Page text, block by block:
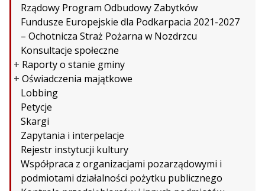
Rządowy Program Odbudowy Zabytków
Fundusze Europejskie dla Podkarpacia 2021-2027
– Ochotnicza Straż Pożarna w Nozdrzcu
Konsultacje społeczne
+ Raporty o stanie gminy
+ Oświadczenia majątkowe
Lobbing
Petycje
Skargi
Zapytania i interpelacje
Rejestr instytucji kultury
Współpraca z organizacjami pozarządowymi i
podmiotami działalności pożytku publicznego